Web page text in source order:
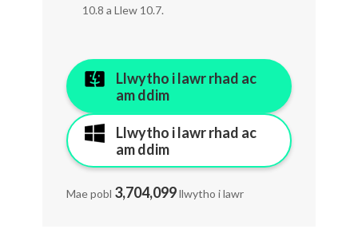
10.8 a Llew 10.7.
Llwytho i lawr rhad ac
am ddim
Llwytho i lawr rhad ac
am ddim
Mae pobl 3,704,099llwytho i lawr